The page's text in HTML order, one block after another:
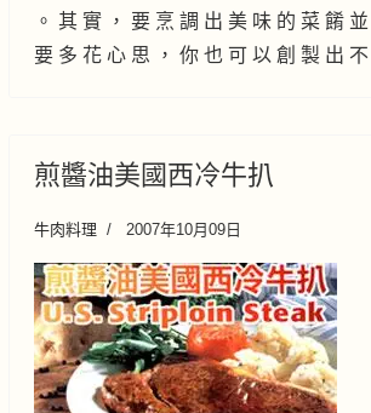
。 其 實 ， 要 烹 調 出 美 味 的 菜 餚
要 多 花 心 思 ， 你 也 可 以 創 製 出
煎醬油美國西冷牛扒
牛肉料理 2007年10月09日